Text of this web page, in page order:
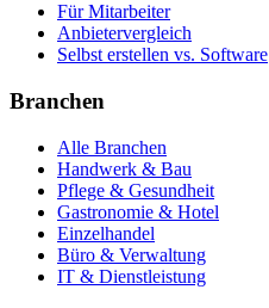
Für Mitarbeiter
Anbietervergleich
Selbst erstellen vs. Software
Branchen
Alle Branchen
Handwerk & Bau
Pflege & Gesundheit
Gastronomie & Hotel
Einzelhandel
Büro & Verwaltung
IT & Dienstleistung